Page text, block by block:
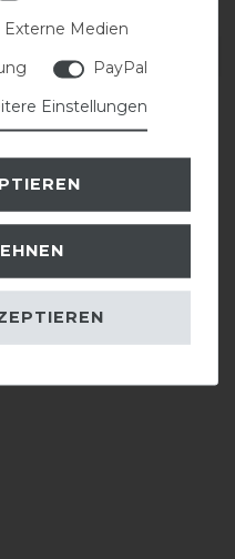
für dich
Externe Medien
PayPal
Einstellungen